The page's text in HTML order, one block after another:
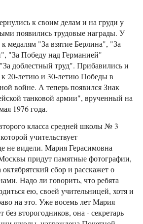
к своим делам и на груди у
появились трудовые награды. У
медалям "За взятие Берлина", "За
"За Победу над Германией"
доблестный труд". Прибавились и
20-летию и 30-летию Победы в
войне. А теперь появился Знак
танковой армии", врученный на
1976 года.
класса средней школы № 3
учительствует
не видели. Мария Герасимовна
придут памятные фотографии,
сбор и расскажет о
Надо ли говорить, что ребята
ею, своей учительницей, хотя и
на это. Уже восемь лет Мария
без второгодников, она - секретарь